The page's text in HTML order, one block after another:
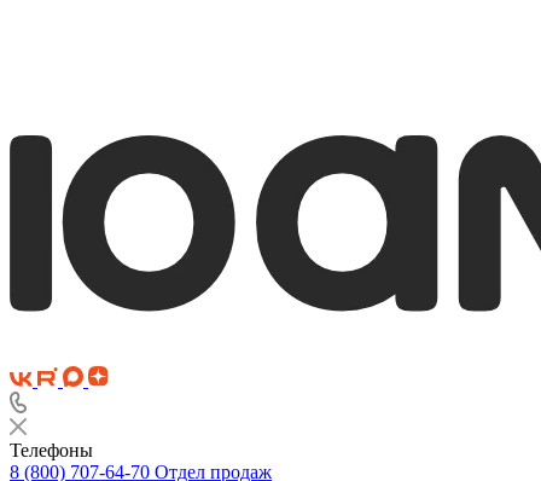
Телефоны
8 (800) 707-64-70 Отдел продаж